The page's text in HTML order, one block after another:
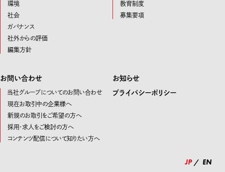
環境
社会
ガバナンス
社外からの評価
編集方針
教育制度
募集要項
お問い合わせ
当社グループについてのお問い合わせ
現在お取引中の企業様へ
新規のお取引をご希望の方へ
採用・求人をご検討の方へ
コンテンツ配信について知りたい方へ
お知らせ
プライバシーポリシー
JP EN